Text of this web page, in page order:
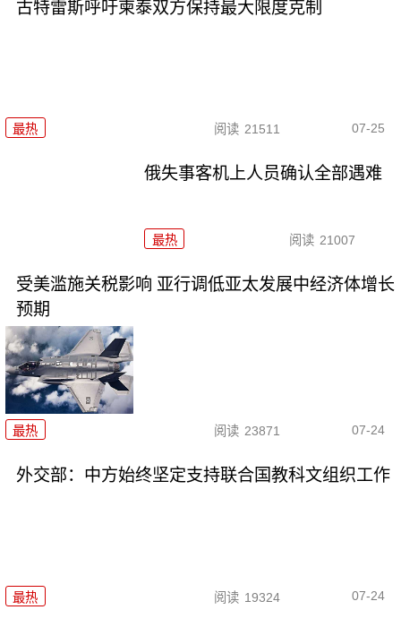
古特雷斯呼吁柬泰双方保持最大限度克制
最热 阅读 21511 07-25
俄失事客机上人员确认全部遇难
最热 阅读 21007
受美滥施关税影响 亚行调低亚太发展中经济体增长
预期
最热 阅读 23871 07-24
外交部：中方始终坚定支持联合国教科文组织工作
最热 阅读 19324 07-24